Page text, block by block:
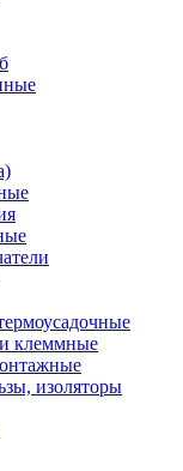
клеммные
изоляторы